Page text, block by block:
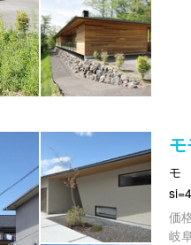
モ
価
岐